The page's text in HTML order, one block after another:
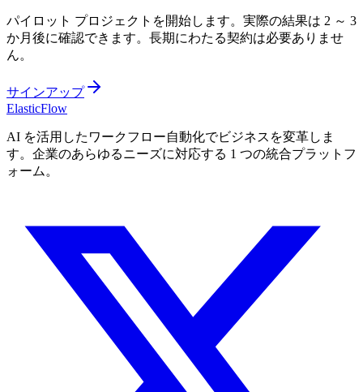
パイロット プロジェクトを開始します。実際の結果は 2 ～ 3
か月後に確認できます。長期にわたる契約は必要ありませ
ん。
サインアップ
ElasticFlow
AI を活用したワークフロー自動化でビジネスを変革しま
す。企業のあらゆるニーズに対応する 1 つの統合プラットフ
ォーム。